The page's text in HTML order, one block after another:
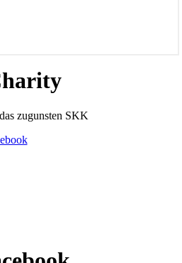
zugunsten SKK